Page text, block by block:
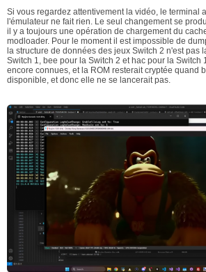
Si vous regardez attentivement la vidéo, le terminal
l'émulateur ne fait rien. Le seul changement se
il y a toujours une opération de chargement du
modloader. Pour le moment il est impossible de
la structure de données des jeux Switch 2 n'est pas
Switch 1, bee pour la Switch 2 et hac pour la Switch
encore connues, et la ROM resterait cryptée quand
disponible, et donc elle ne se lancerait pas.